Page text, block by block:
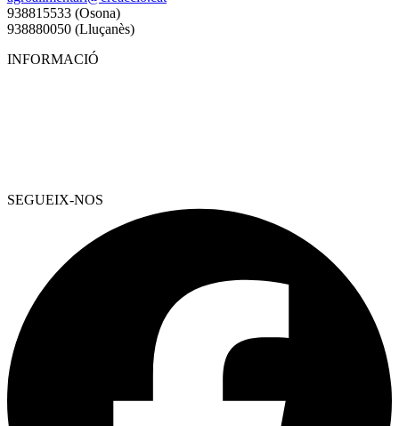
938815533 (Osona)
938880050 (Lluçanès)
INFORMACIÓ
SEGUEIX-NOS